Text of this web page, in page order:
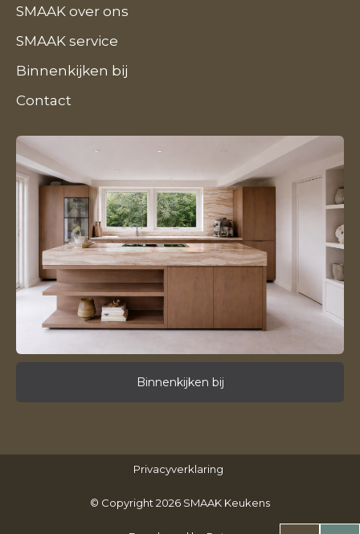
SMAAK over ons
SMAAK service
Binnenkijken bij
Contact
Binnenkijken bij
Privacyverklaring
© Copyright 2026 SMAAK Keukens